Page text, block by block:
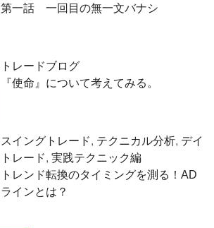
第一話 一回目の無一文バナシ
トレードブログ
『使命』について考えてみる。
スイングトレード, テクニカル分析, デイ
トレード, 実践テクニック編
トレンド転換のタイミングを測る！AD
ラインとは？